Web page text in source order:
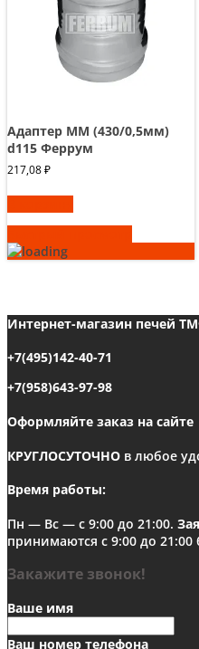
Адаптер ММ (430/0,5мм)
d115 Феррум
217,08₽
Интернет-магазин печей
+7(495)142-40-71
+7(958)643-97-98
Оформляйте заказ на сайте
КРУГЛОСУТОЧНО в любое
Время работы:
Пн — Вс — с 9:00 до 21:00.
принимаются с 9:00 до 21:00
Закажите звонок!
Ваше имя
Ваш номер телефона